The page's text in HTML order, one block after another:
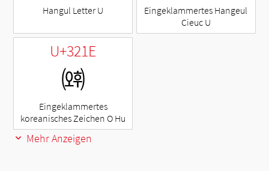
Hangul Letter U
Eingeklammertes Hangeul
Cieuc U
U+321E
㈞
Eingeklammertes
koreanisches Zeichen O Hu
Mehr Anzeigen